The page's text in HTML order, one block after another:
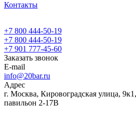
Контакты
+7 800 444-50-19
+7 800 444-50-19
+7 901 777-45-60
Заказать звонок
E-mail
info@20bar.ru
Адрес
г. Москва, Кировоградская улица,
павильон 2-17В